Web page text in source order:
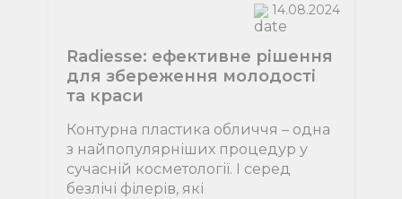
14.08.2024
Radiesse: ефективне рішення
для збереження молодості
та краси
Контурна пластика обличчя – одна
з найпопулярніших процедур у
сучасній косметології. І серед
безлічі філерів, які
ПАКЕТ “ГІНЕКОЛОГІЧНЕ
ОБСТЕЖЕННЯ ПРЕМІУМ”